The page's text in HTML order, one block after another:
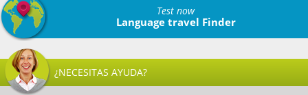
Test now
Language travel Finder
¿NECESITAS AYUDA?